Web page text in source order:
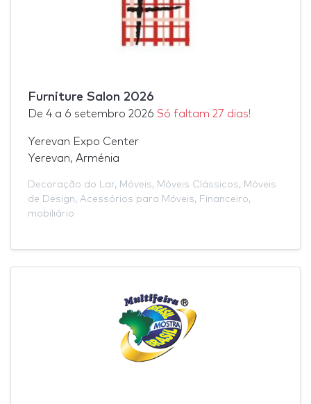
Furniture Salon 2026
De 4 a 6 setembro 2026 Só faltam 27 dias!
Yerevan Expo Center
Yerevan, Arménia
Decoração do Lar, Móveis, Móveis Clássicos, Móveis
de Design, Acessórios para Móveis, Financeiro,
mobiliário